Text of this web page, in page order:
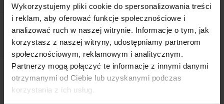
Wykorzystujemy pliki cookie do spersonalizowania treści
i reklam, aby oferować funkcje społecznościowe i
analizować ruch w naszej witrynie. Informacje o tym, jak
korzystasz z naszej witryny, udostępniamy partnerom
społecznościowym, reklamowym i analitycznym.
Partnerzy mogą połączyć te informacje z innymi danymi
otrzymanymi od Ciebie lub uzyskanymi podczas
korzystania z ich usług.
95.45
95.45
Wysyłka w ciągu 10 dni
Cena przesyłki